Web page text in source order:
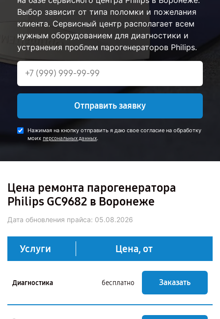
Выбор зависит от типа поломки и пожелания
клиента. Сервисный центр располагает всем
нужным оборудованием для диагностики и
устранения проблем парогенераторов Philips.
Отправить заявку
Нажимая на кнопку отправить я даю свое согласие на обработку
моих персональных данных.
Цена ремонта парогенератора
Philips GC9682 в Воронеже
Дата обновления прайса: 05.08.2026
Услуги Цена, от
Диагностика бесплатно Заказать